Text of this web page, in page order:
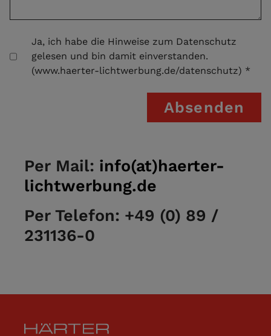
Ja, ich habe die Hinweise zum Datenschutz
gelesen und bin damit einverstanden.
(www.haerter-lichtwerbung.de/datenschutz) *
Per Mail: info(at)haerter-
lichtwerbung.de
Per Telefon: +49 (0) 89 /
231136-0